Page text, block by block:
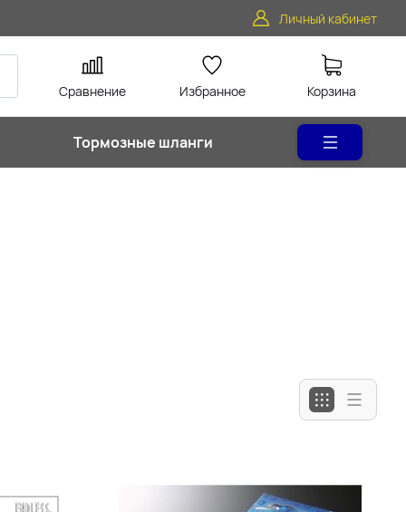
Личный кабинет
Сравнение Избранное Корзина
Тормозные шланги